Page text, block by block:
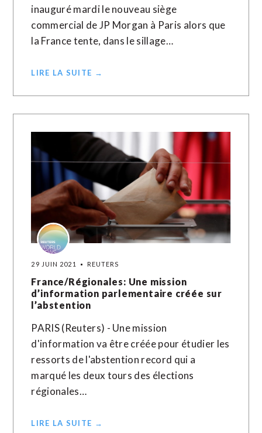
inauguré mardi le nouveau siège
commercial de JP Morgan à Paris alors que
la France tente, dans le sillage…
LIRE LA SUITE →
29 JUIN 2021 REUTERS
France/Régionales: Une mission
d’information parlementaire créée sur
l’abstention
PARIS (Reuters) - Une mission
d'information va être créée pour étudier les
ressorts de l'abstention record qui a
marqué les deux tours des élections
régionales…
LIRE LA SUITE →